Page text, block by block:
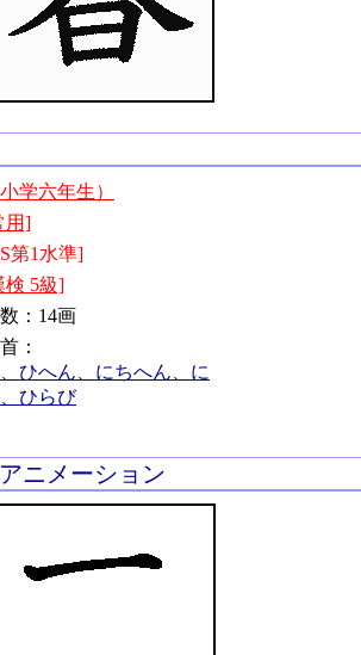
小学六年生）
用]
第1水準]
検 5級]
：14画
：
ひへん、にちへん、に
ひらび
ニメーション